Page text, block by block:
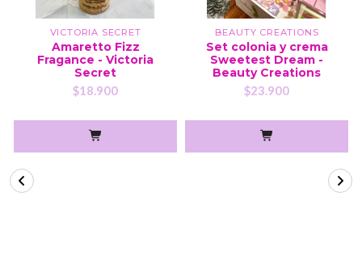
VICTORIA SECRET
Amaretto Fizz
Fragance - Victoria
Secret
$18.900
BEAUTY CREATIONS
Set colonia y crema
Sweetest Dream -
Beauty Creations
$23.900